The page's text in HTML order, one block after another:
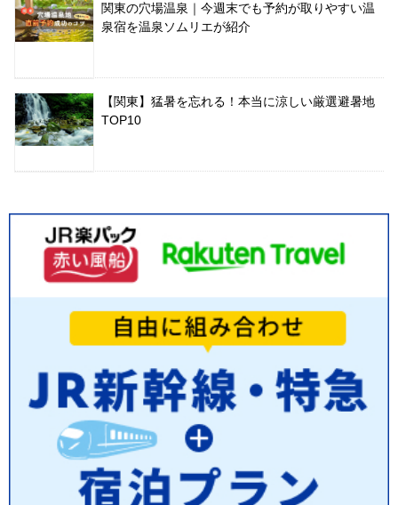
関東の穴場温泉｜今週末でも予約が取りやすい温
泉宿を温泉ソムリエが紹介
【関東】猛暑を忘れる！本当に涼しい厳選避暑地
TOP10